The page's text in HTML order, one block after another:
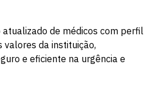
de médicos com perfil
da instituição,
e eficiente na urgência e